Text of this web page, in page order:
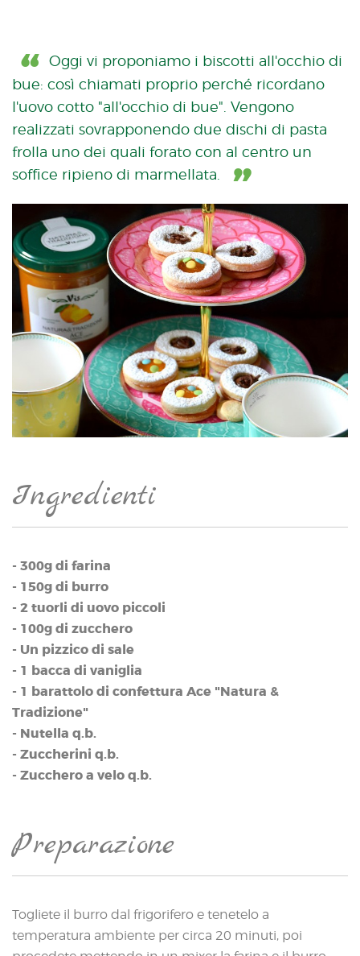
Oggi vi proponiamo i biscotti all'occhio di
bue: così chiamati proprio perché ricordano
l'uovo cotto "all'occhio di bue". Vengono
realizzati sovrapponendo due dischi di pasta
frolla uno dei quali forato con al centro un
soffice ripieno di marmellata.
Ingredienti
- 300g di farina
- 150g di burro
- 2 tuorli di uovo piccoli
- 100g di zucchero
- Un pizzico di sale
- 1 bacca di vaniglia
- 1 barattolo di confettura Ace "Natura &
Tradizione"
- Nutella q.b.
- Zuccherini q.b.
- Zucchero a velo q.b.
Preparazione
Togliete il burro dal frigorifero e tenetelo a
temperatura ambiente per circa 20 minuti, poi